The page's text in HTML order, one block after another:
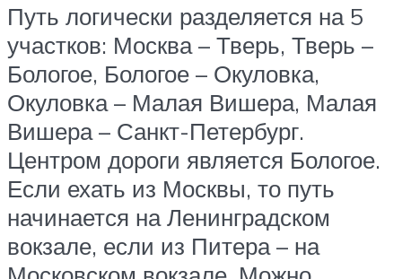
Путь логически разделяется на 5
участков: Москва – Тверь, Тверь –
Бологое, Бологое – Окуловка,
Окуловка – Малая Вишера, Малая
Вишера – Санкт-Петербург.
Центром дороги является Бологое.
Если ехать из Москвы, то путь
начинается на Ленинградском
вокзале, если из Питера – на